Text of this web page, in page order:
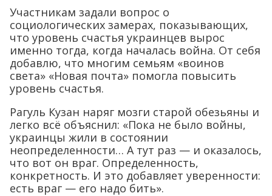
Участникам задали вопрос о
социологических замерах, показывающих,
что уровень счастья украинцев вырос
именно тогда, когда началась война. От себя
добавлю, что многим семьям «воинов
света» «Новая почта» помогла повысить
уровень счастья.
Рагуль Кузан наряг мозги старой обезьяны и
легко всё объяснил: «Пока не было войны,
украинцы жили в состоянии
неопределенности… А тут раз — и оказалось,
что вот он враг. Определенность,
конкретность. И это добавляет уверенности:
есть враг — его надо бить».